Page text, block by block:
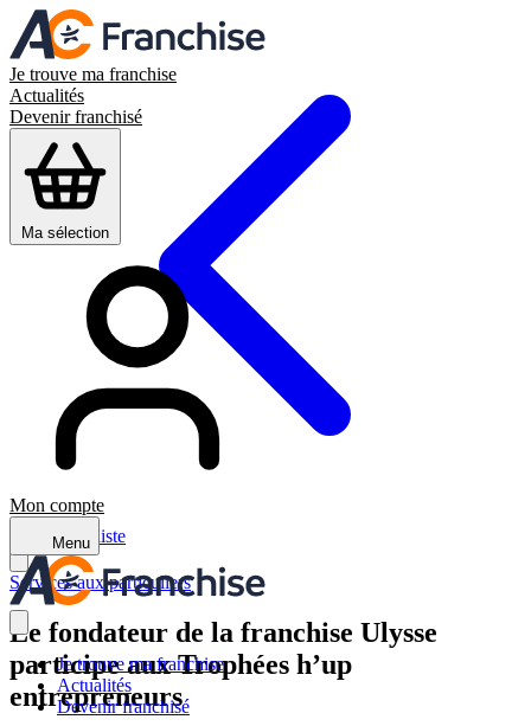
Je trouve ma franchise
Actualités
Devenir franchisé
Ma sélection
Mon compte
Menu
Je trouve ma franchise
Actualités
Devenir franchisé
Retour à la liste
Services aux particuliers
Le fondateur de la franchise Ulysse
participe aux Trophées h’up
entrepreneurs